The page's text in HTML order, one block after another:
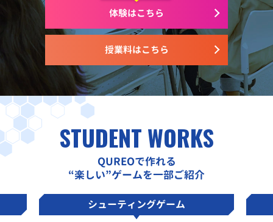
授業料はこちら
体験はこちら
STUDENT WORKS
QUREOで作れる
“楽しい”ゲームを一部ご紹介
シューティングゲーム